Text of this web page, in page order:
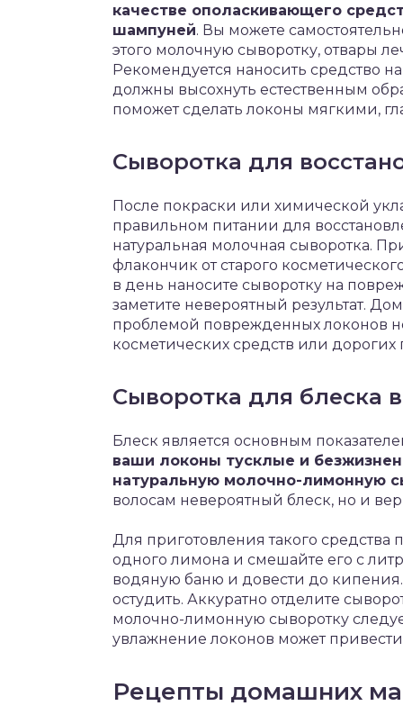
качестве ополаскивающего
шампуней. Вы можете
этого молочную сыворотку, отвары
Рекомендуется наносить средство
должны высохнуть естественным
поможет сделать локоны мягкими,
Сыворотка для
После покраски или химической
правильном питании для
натуральная молочная сыворотка.
флакончик от старого
в день наносите сыворотку на
заметите невероятный результат.
проблемой поврежденных локонов
косметических средств или
Сыворотка для блеска
Блеск является основным
ваши локоны тусклые и
натуральную молочно-лимонную
волосам невероятный блеск, но и
Для приготовления такого
одного лимона и смешайте его с
водяную баню и довести до кипения.
остудить. Аккуратно отделите
молочно-лимонную сыворотку
увлажнение локонов может
Рецепты домашних